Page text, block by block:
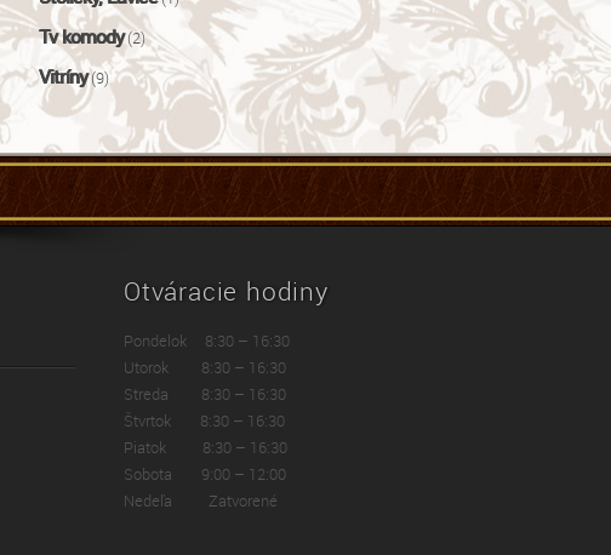
Tv komody(2)
Vitríny(9)
Otváracie hodiny
Pondelok 8:30 – 16:30
Utorok 8:30 – 16:30
Streda 8:30 – 16:30
Štvrtok 8:30 – 16:30
Piatok 8:30 – 16:30
Sobota 9:00 – 12:00
Nedeľa Zatvorené